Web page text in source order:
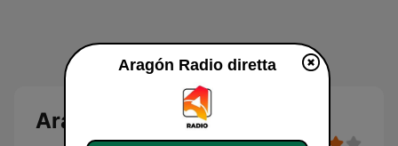
Aragón Radio
Aragón Radio diretta